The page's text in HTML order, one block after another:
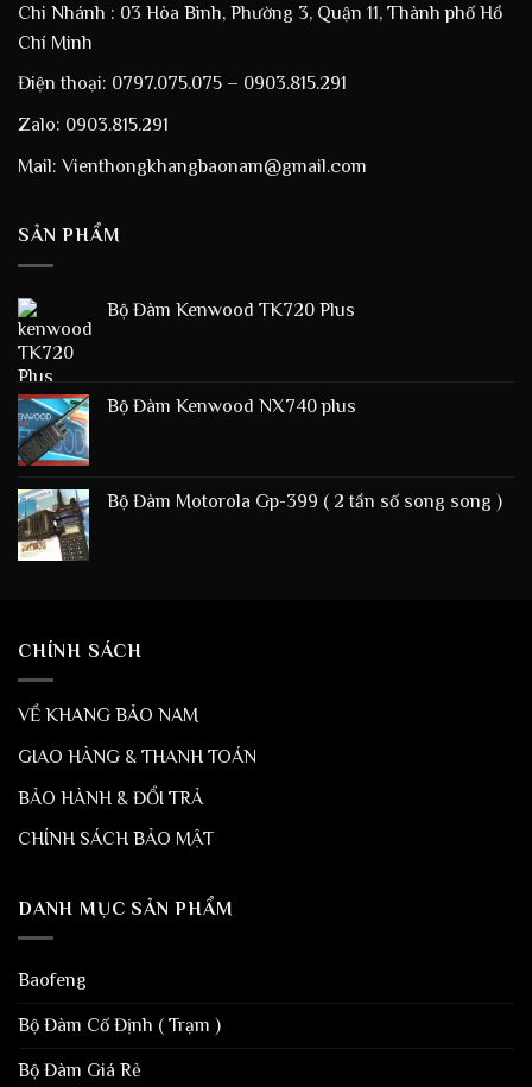
Chi Nhánh : 03 Hòa Bình, Phường 3, Quận 11, Thành phố Hồ
Chí Minh
Điện thoại: 0797.075.075 – 0903.815.291
Zalo: 0903.815.291
Mail: Vienthongkhangbaonam@gmail.com
SẢN PHẨM
Bộ Đàm Kenwood TK720 Plus
Bộ Đàm Kenwood NX740 plus
Bộ Đàm Motorola Gp-399 ( 2 tần số song song )
CHÍNH SÁCH
VỀ KHANG BẢO NAM
GIAO HÀNG & THANH TOÁN
BẢO HÀNH & ĐỔI TRẢ
CHÍNH SÁCH BẢO MẬT
DANH MỤC SẢN PHẨM
Baofeng
Bộ Đàm Cố Định ( Trạm )
Bộ Đàm Giá Rẻ